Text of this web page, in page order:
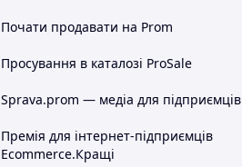
Почати продавати на Prom
Просування в каталозі ProSale
Sprava.prom — медіа для підприємців
Премія для інтернет-підприємців
Ecommerce.Кращі